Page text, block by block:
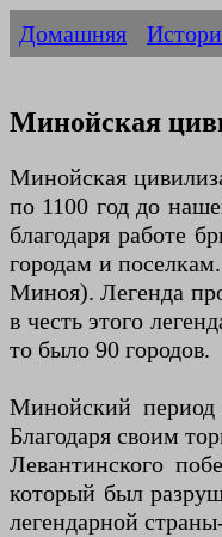
Домашняя
Минойская
Минойская
по 1100 год до
благодаря работе
городам и
Миноя). Легенда
в честь этого
то было 90 городов.
Минойский период
Благодаря своим
Левантинского
который был
легендарной